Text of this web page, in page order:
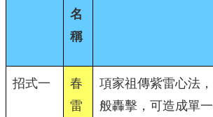
名
稱
招式一
春
雷
項家祖傳紫雷心法
般轟擊，可造成單